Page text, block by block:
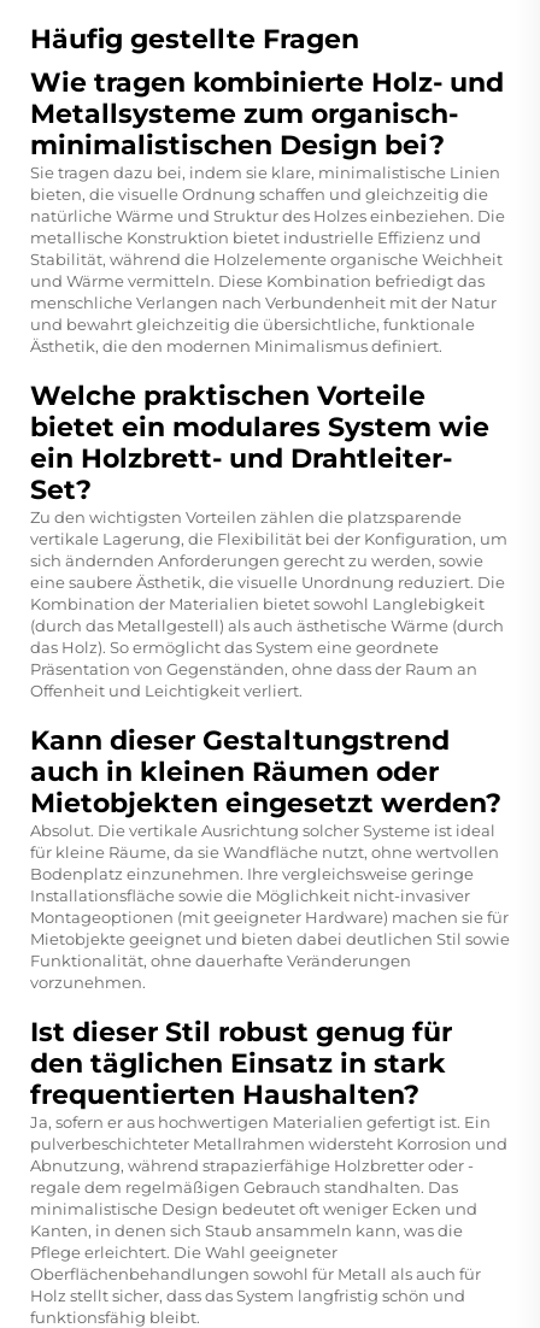
Häufig gestellte Fragen
Wie tragen kombinierte Holz- und
Metallsysteme zum organisch-
minimalistischen Design bei?
Sie tragen dazu bei, indem sie klare, minimalistische Linien
bieten, die visuelle Ordnung schaffen und gleichzeitig die
natürliche Wärme und Struktur des Holzes einbeziehen. Die
metallische Konstruktion bietet industrielle Effizienz und
Stabilität, während die Holzelemente organische Weichheit
und Wärme vermitteln. Diese Kombination befriedigt das
menschliche Verlangen nach Verbundenheit mit der Natur
und bewahrt gleichzeitig die übersichtliche, funktionale
Ästhetik, die den modernen Minimalismus definiert.
Welche praktischen Vorteile
bietet ein modulares System wie
ein Holzbrett- und Drahtleiter-
Set?
Zu den wichtigsten Vorteilen zählen die platzsparende
vertikale Lagerung, die Flexibilität bei der Konfiguration, um
sich ändernden Anforderungen gerecht zu werden, sowie
eine saubere Ästhetik, die visuelle Unordnung reduziert. Die
Kombination der Materialien bietet sowohl Langlebigkeit
(durch das Metallgestell) als auch ästhetische Wärme (durch
das Holz). So ermöglicht das System eine geordnete
Präsentation von Gegenständen, ohne dass der Raum an
Offenheit und Leichtigkeit verliert.
Kann dieser Gestaltungstrend
auch in kleinen Räumen oder
Mietobjekten eingesetzt werden?
Absolut. Die vertikale Ausrichtung solcher Systeme ist ideal
für kleine Räume, da sie Wandfläche nutzt, ohne wertvollen
Bodenplatz einzunehmen. Ihre vergleichsweise geringe
Installationsfläche sowie die Möglichkeit nicht-invasiver
Montageoptionen (mit geeigneter Hardware) machen sie für
Mietobjekte geeignet und bieten dabei deutlichen Stil sowie
Funktionalität, ohne dauerhafte Veränderungen
vorzunehmen.
Ist dieser Stil robust genug für
den täglichen Einsatz in stark
frequentierten Haushalten?
Ja, sofern er aus hochwertigen Materialien gefertigt ist. Ein
pulverbeschichteter Metallrahmen widersteht Korrosion und
Abnutzung, während strapazierfähige Holzbretter oder -
regale dem regelmäßigen Gebrauch standhalten. Das
minimalistische Design bedeutet oft weniger Ecken und
Kanten, in denen sich Staub ansammeln kann, was die
Pflege erleichtert. Die Wahl geeigneter
Oberflächenbehandlungen sowohl für Metall als auch für
Holz stellt sicher, dass das System langfristig schön und
funktionsfähig bleibt.